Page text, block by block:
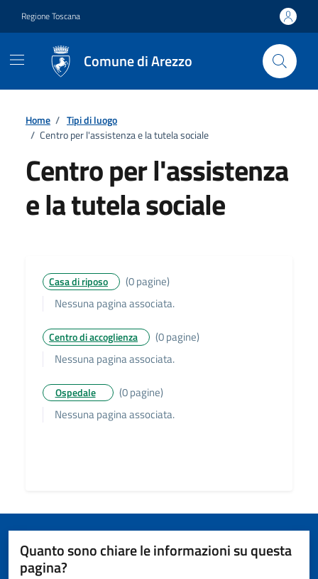
Regione Toscana
Comune di Arezzo
Home / Tipi di luogo
/ Centro per l'assistenza e la tutela sociale
Centro per l'assistenza
e la tutela sociale
Casa di riposo
(0 pagine)
Nessuna pagina associata.
Centro di accoglienza
(0 pagine)
Nessuna pagina associata.
Ospedale
(0 pagine)
Nessuna pagina associata.
Quanto sono chiare le informazioni su questa
pagina?